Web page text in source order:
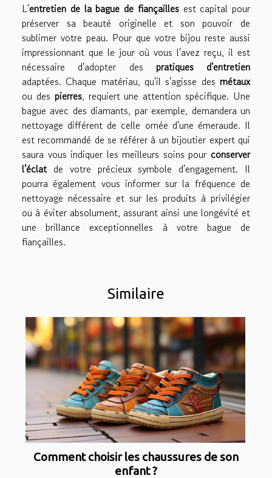
L'entretien de la bague de fiançaillesest capital pour
préserver sa beauté originelle et son pouvoir de
sublimer votre peau. Pour que votre bijou reste aussi
impressionnant que le jour où vous l'avez reçu, il est
nécessaire d'adopter des pratiques d'entretien
adaptées. Chaque matériau, qu'il s'agisse des métaux
ou des pierres, requiert une attention spécifique. Une
bague avec des diamants, par exemple, demandera un
nettoyage différent de celle ornée d'une émeraude. Il
est recommandé de se référer à un bijoutier expert qui
saura vous indiquer les meilleurs soins pour conserver
l'éclatde votre précieux symbole d'engagement. Il
pourra également vous informer sur la fréquence de
nettoyage nécessaire et sur les produits à privilégier
ou à éviter absolument, assurant ainsi une longévité et
une brillance exceptionnelles à votre bague de
fiançailles.
Similaire
Comment choisir les chaussures de son
enfant ?